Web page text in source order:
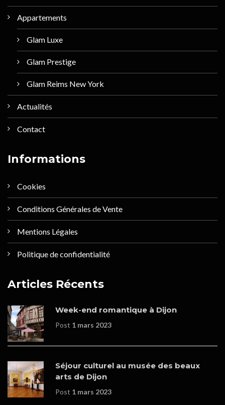
Appartements
Glam Luxe
Glam Prestige
Glam Reims New York
Actualités
Contact
Informations
Cookies
Conditions Générales de Vente
Mentions Légales
Politique de confidentialité
Articles Récents
Week-end romantique à Dijon
Post 1 mars 2023
Séjour culturel au musée des beaux
arts de Dijon
Post 1 mars 2023